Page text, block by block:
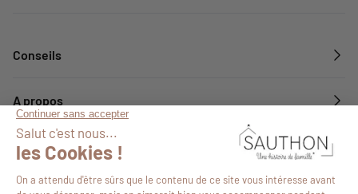
Conseils
A propos
Services